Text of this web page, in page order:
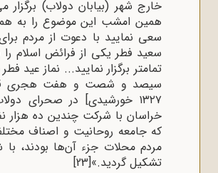
خارج شهر (بیابان دولاب) برگزار
همین امشب این موضوع را به
سعی نمایید با دعوت از مردم
سعید فطر یکی از فرائض اسلام
تمامتر برگزار نمایید... نماز عید
۱۳۲۷ خورشیدی] در صحرای
خراسان با شرکت چندین ده هزار
که جامعه روحانیت و اصناف
مردم محلات جزء آن‌ها بودند،
تشکیل گردید.»[23]